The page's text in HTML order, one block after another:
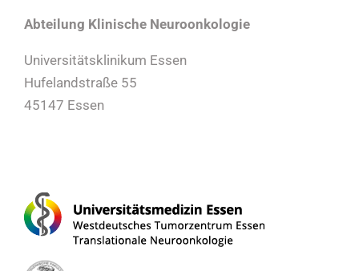
Abteilung Klinische Neuroonkologie
Universitätsklinikum Essen
Hufelandstraße 55
45147 Essen